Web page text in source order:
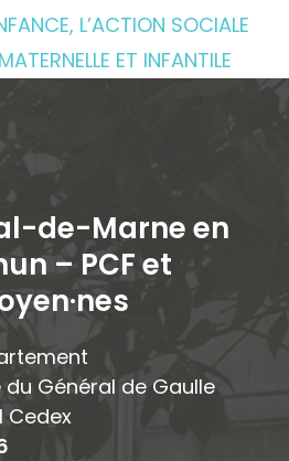
L’ACTION SOCIALE
ET INFANTILE
de-Marne en
– PCF et
s
du Général de Gaulle
Cedex